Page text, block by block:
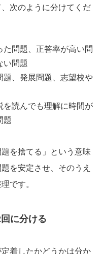
次のように分けてくだ
問題、正答率が高い問
い問題
題、発展問題、志望校や
を読んでも理解に時間が
題
を捨てる」という意味
を安定させ、そのうえ
です。
に分ける
着したかどうかは分か